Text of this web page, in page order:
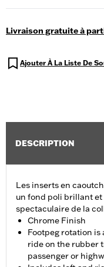
Livraison gratuite à
Ajouter À La Liste De
DESCRIPTION
Les inserts en
un fond poli brillant et
spectaculaire de la
Chrome Finish
Footpeg rotation is
ride on the rubber
passenger or